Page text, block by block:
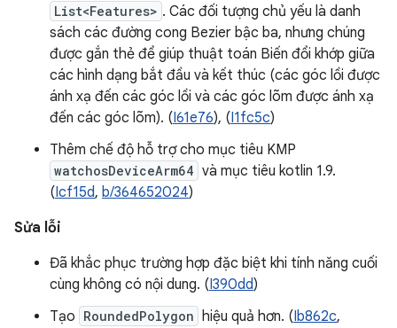
List<Features> . Các đối tượng chủ yếu là danh
sách các đường cong Bezier bậc ba, nhưng chúng
được gắn thẻ để giúp thuật toán Biến đổi khớp giữa
các hình dạng bắt đầu và kết thúc (các góc lồi được
ánh xạ đến các góc lồi và các góc lõm được ánh xạ
đến các góc lõm). (I61e76), (I1fc5c)
Thêm chế độ hỗ trợ cho mục tiêu KMP
watchosDeviceArm64 và mục tiêu kotlin 1.9.
(Icf15d, b/364652024)
Sửa lỗi
Đã khắc phục trường hợp đặc biệt khi tính năng cuối
cùng không có nội dung. (I390dd)
Tạo RoundedPolygon hiệu quả hơn. (Ib862c,